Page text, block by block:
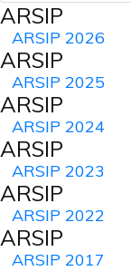
ARSIP
ARSIP 2026
ARSIP
ARSIP 2025
ARSIP
ARSIP 2024
ARSIP
ARSIP 2023
ARSIP
ARSIP 2022
ARSIP
ARSIP 2017